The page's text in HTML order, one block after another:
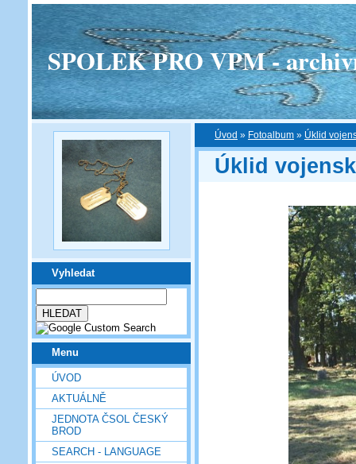
SPOLEK PRO VPM -
Vyhledat
Menu
ÚVOD
AKTUÁLNĚ
JEDNOTA ČSOL ČESKÝ
BROD
SEARCH - LANGUAGE
Úvod » Fotoalbum » Úklid
Úklid